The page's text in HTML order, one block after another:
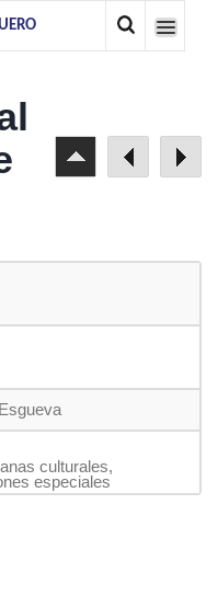
culturales,
especiales